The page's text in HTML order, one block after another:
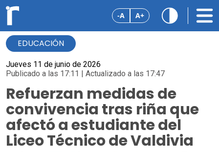
-A A+
EDUCACIÓN
Jueves 11 de junio de 2026
Publicado a las 17:11 | Actualizado a las 17:47
Refuerzan medidas de
convivencia tras riña que
afectó a estudiante del
Liceo Técnico de Valdivia